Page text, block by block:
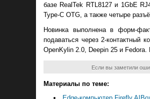
базе RealTek RTL8127 и 1GbE
Type-C OTG, а также четыре
Новинка выполнена в форм-
подаваться через 2-контактный
OpenKylin 2.0, Deepin 25 и
Если вы заметили
Материалы по теме: